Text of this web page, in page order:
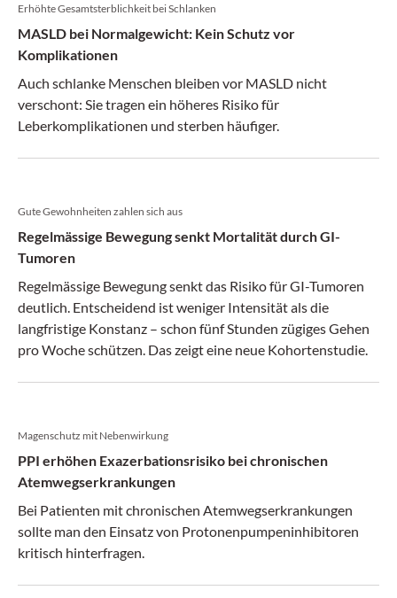
Erhöhte Gesamtsterblichkeit bei Schlanken
MASLD bei Normalgewicht: Kein Schutz vor
Komplikationen
Auch schlanke Menschen bleiben vor MASLD nicht
verschont: Sie tragen ein höheres Risiko für
Leberkomplikationen und sterben häufiger.
Gute Gewohnheiten zahlen sich aus
Regelmässige Bewegung senkt Mortalität durch GI-
Tumoren
Regelmässige Bewegung senkt das Risiko für GI-Tumoren
deutlich. Entscheidend ist weniger Intensität als die
langfristige Konstanz – schon fünf Stunden zügiges Gehen
pro Woche schützen. Das zeigt eine neue Kohortenstudie.
Magenschutz mit Nebenwirkung
PPI erhöhen Exazerbationsrisiko bei chronischen
Atemwegserkrankungen
Bei Patienten mit chronischen Atemwegserkrankungen
sollte man den Einsatz von Protonenpumpen­inhibitoren
kritisch hinterfragen.